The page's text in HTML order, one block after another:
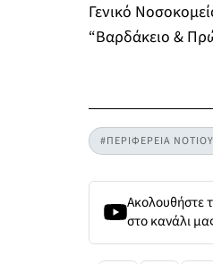
Γενικό
“Βαρδάκειο &
#ΠΕΡΙΦΕΡΕΙΑ
Ακολουθήστε
στο κανάλι